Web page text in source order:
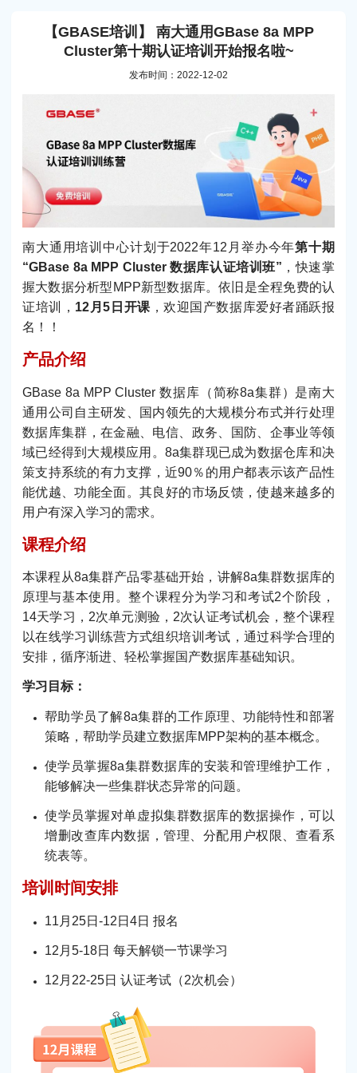
【GBASE培训】 南大通用GBase 8a MPP
Cluster第十期认证培训开始报名啦~
发布时间：2022-12-02
南大通用培训中心计划于2022年12月举办今年第十期
“GBase 8a MPP Cluster 数据库认证培训班” ，快速掌
握大数据分析型MPP新型数据库。依旧是全程免费的认
证培训， 12月5日开课 ，欢迎国产数据库爱好者踊跃报
名！！
产品介绍
GBase 8a MPP Cluster 数据库（简称8a集群）是南大
通用公司自主研发、国内领先的大规模分布式并行处理
数据库集群，在金融、电信、政务、国防、企事业等领
域已经得到大规模应用。8a集群现已成为数据仓库和决
策支持系统的有力支撑，近90％的用户都表示该产品性
能优越、功能全面。其良好的市场反馈，使越来越多的
用户有深入学习的需求。
课程介绍
本课程从8a集群产品零基础开始，讲解8a集群数据库的
原理与基本使用。整个课程分为学习和考试2个阶段，
14天学习，2次单元测验，2次认证考试机会，整个课程
以在线学习训练营方式组织培训考试，通过科学合理的
安排，循序渐进、轻松掌握国产数据库基础知识。
学习目标：
帮助学员了解8a集群的工作原理、功能特性和部署
策略，帮助学员建立数据库MPP架构的基本概念。
使学员掌握8a集群数据库的安装和管理维护工作，
能够解决一些集群状态异常的问题。
使学员掌握对单虚拟集群数据库的数据操作，可以
增删改查库内数据，管理、分配用户权限、查看系
统表等。
培训时间安排
11月25日-12日4日 报名
12月5-18日 每天解锁一节课学习
12月22-25日 认证考试（2次机会）